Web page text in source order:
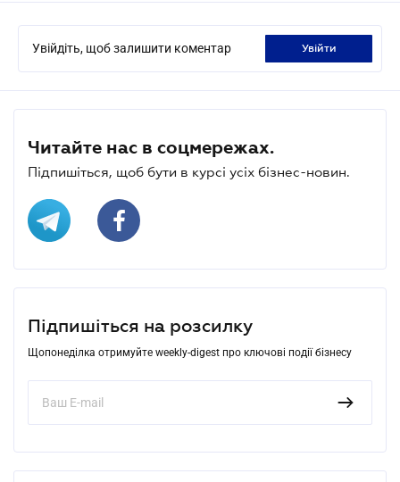
Увійдіть, щоб залишити коментар увійти
Читайте нас в соцмережах.
Підпишіться, щоб бути в курсі усіх бізнес-новин.
Підпишіться на розсилку
Щопонеділка отримуйте weekly-digest про ключові події бізнесу